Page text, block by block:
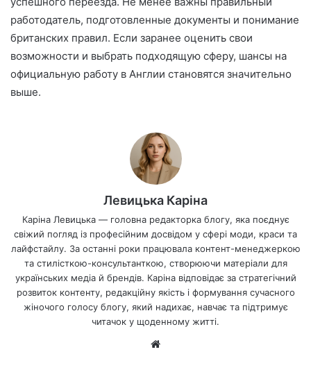
работодатель, подготовленные документы и понимание
британских правил. Если заранее оценить свои
возможности и выбрать подходящую сферу, шансы на
официальную работу в Англии становятся значительно
выше.
Левицька Каріна
Каріна Левицька — головна редакторка блогу, яка поєднує
свіжий погляд із професійним досвідом у сфері моди, краси та
лайфстайлу. За останні роки працювала контент-менеджеркою
та стилісткою-консультанткою, створюючи матеріали для
українських медіа й брендів. Каріна відповідає за стратегічний
розвиток контенту, редакційну якість і формування сучасного
жіночого голосу блогу, який надихає, навчає та підтримує
читачок у щоденному житті.